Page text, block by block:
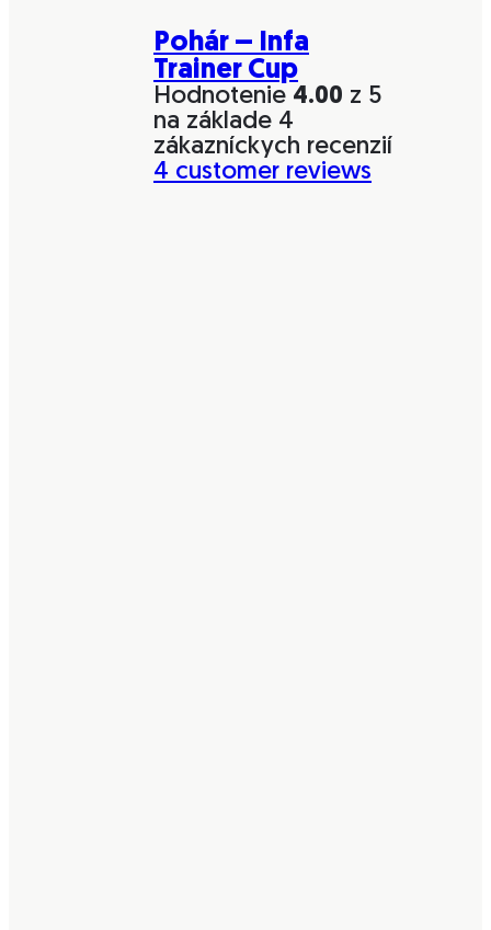
Pohár – Infa
Trainer Cup
Hodnotenie 4.00 z 5
na základe 4
zákazníckych recenzií
4 customer reviews